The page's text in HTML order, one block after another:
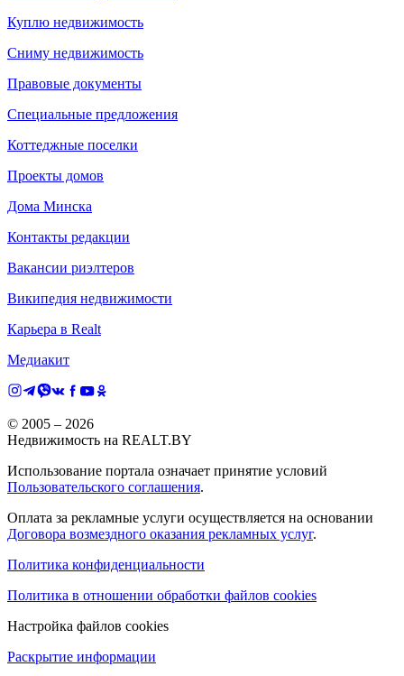
Куплю недвижимость
Сниму недвижимость
Правовые документы
Специальные предложения
Коттеджные поселки
Проекты домов
Дома Минска
Контакты редакции
Вакансии риэлтеров
Википедия недвижимости
Карьера в Realt
Медиакит
© 2005 – 2026
Недвижимость на REALT.BY
Использование портала означает принятие условий
Пользовательского соглашения.
Оплата за рекламные услуги осуществляется на основании
Договора возмездного оказания рекламных услуг.
Политика конфиденциальности
Политика в отношении обработки файлов cookies
Настройка файлов cookies
Раскрытие информации